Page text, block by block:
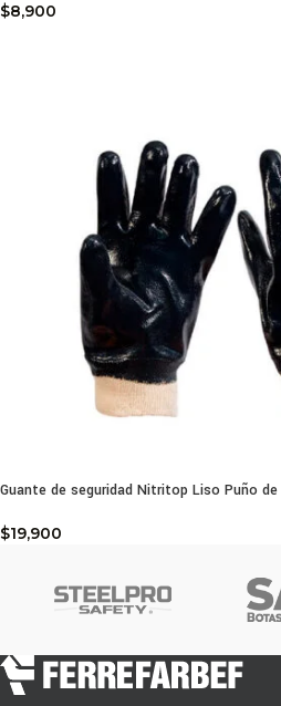
$8,900
Guante de seguridad Nitritop Liso Puño de
$19,900